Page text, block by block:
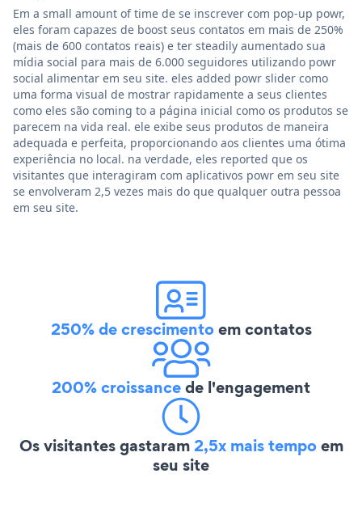
Em a small amount of time de se inscrever com pop-up powr,
eles foram capazes de boost seus contatos em mais de 250%
(mais de 600 contatos reais) e ter steadily aumentado sua
mídia social para mais de 6.000 seguidores utilizando powr
social alimentar em seu site. eles added powr slider como
uma forma visual de mostrar rapidamente a seus clientes
como eles são coming to a página inicial como os produtos se
parecem na vida real. ele exibe seus produtos de maneira
adequada e perfeita, proporcionando aos clientes uma ótima
experiência no local. na verdade, eles reported que os
visitantes que interagiram com aplicativos powr em seu site
se envolveram 2,5 vezes mais do que qualquer outra pessoa
em seu site.
250% de crescimentoem contatos
200% croissancede l'engagement
Os visitantes gastaram2,5x mais tempoem
seu site